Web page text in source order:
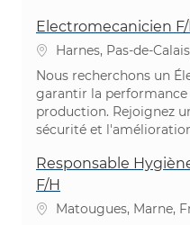
Electromecanicien F/
場所Harnes, Pas-de-
Nous recherchons un
garantir la
production. Rejoignez
sécurité et
Responsable
F/H
場所Matougues, Marne,